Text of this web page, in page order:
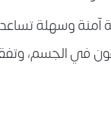
في الجسم،